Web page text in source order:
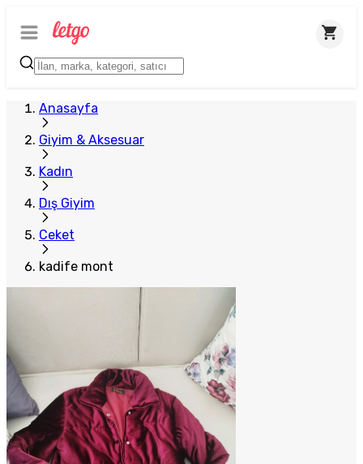
Anasayfa
Giyim & Aksesuar
Kadın
Dış Giyim
Ceket
kadife mont